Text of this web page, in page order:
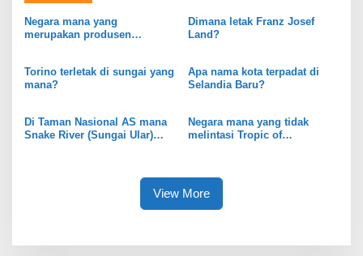
Negara mana yang
merupakan produsen
Dimana letak Franz Josef
Land?
Torino terletak di sungai yang
mana?
Apa nama kota terpadat di
Selandia Baru?
Di Taman Nasional AS mana
Snake River (Sungai Ular)
Negara mana yang tidak
melintasi Tropic of
View More